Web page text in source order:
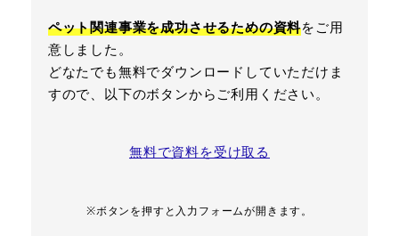
ペット関連事業を成功させるための資料をご用
意しました。
どなたでも無料でダウンロードしていただけま
すので、以下のボタンからご利用ください。
無料で資料を受け取る
※ボタンを押すと入力フォームが開きます。